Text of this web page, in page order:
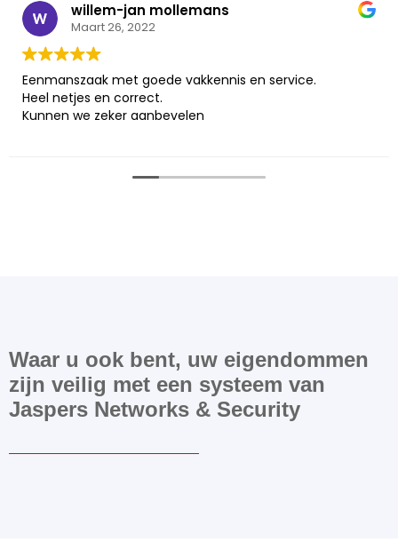
willem-jan mollemans
Maart 26, 2022
Eenmanszaak met goede vakkennis en service.
Heel netjes en correct.
Kunnen we zeker aanbevelen
Waar u ook bent, uw eigendommen
zijn veilig met een systeem van
Jaspers Networks & Security